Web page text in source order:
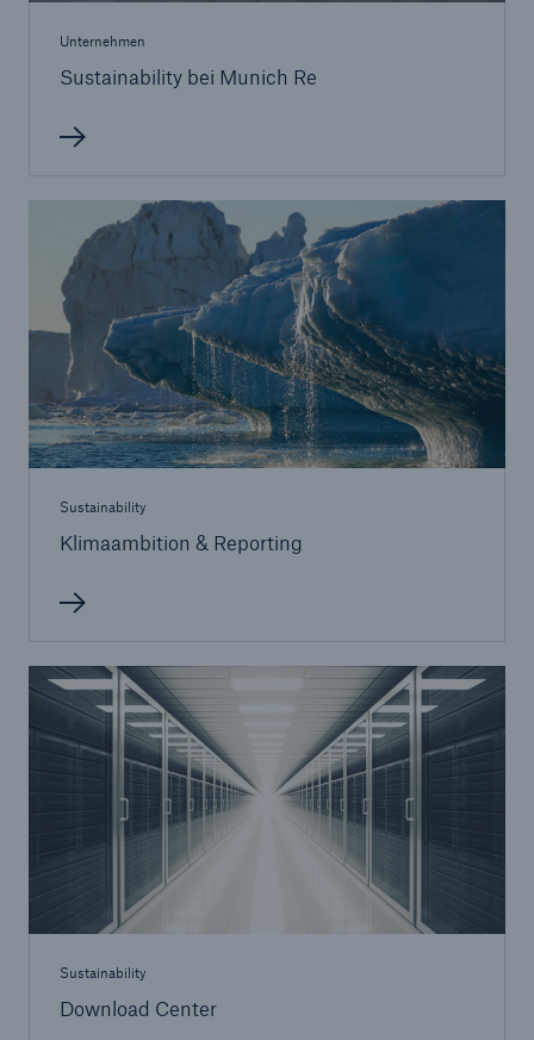
Unternehmen
Sustainability bei Munich Re
Sustainability
Klimaambition & Reporting
Sustainability
Download Center